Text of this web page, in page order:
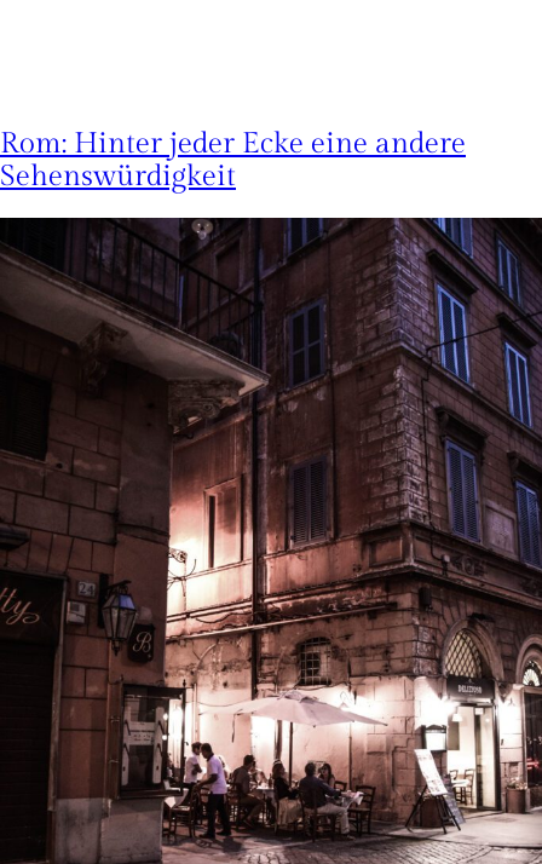
Rom: Hinter jeder Ecke eine andere
Sehenswürdigkeit